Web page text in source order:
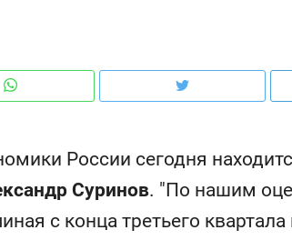
России сегодня
Суринов. "По нашим
с конца третьего